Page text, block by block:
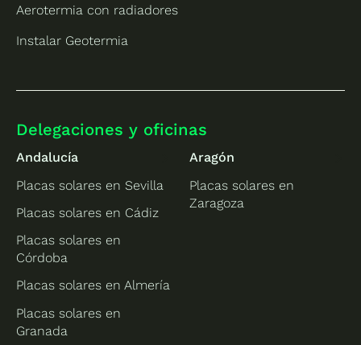
Aerotermia con radiadores
Instalar Geotermia
Delegaciones y oficinas
Andalucía
Placas solares en Sevilla
Placas solares en Cádiz
Placas solares en
Córdoba
Placas solares en Almería
Placas solares en
Granada
Aragón
Placas solares en
Zaragoza